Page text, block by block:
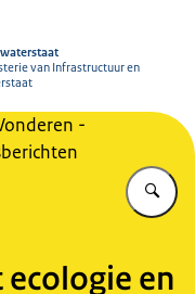
van Infrastructuur en
-
en